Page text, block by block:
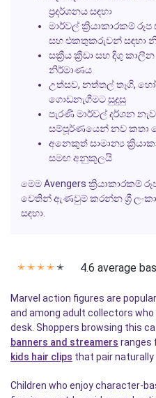
ප්‍රදර්ශනය සඳහා
මාර්වල් ක්‍රියාකාරකම්
සහ එකතුකරුවන් සඳහා
සක්‍රීය ක්‍රීඩා සහ දිගු
නිර්මාණය
උත්සව, නත්තල් තෑගි,
ගොඩනැගීමට සුදුසු
පැරණි මාර්වල් දර්ශන
සම්පූර්ණයෙන් නව කතා
අනෙකුත් සාමාන්‍ය
සමඟ අනුකූලයි
මෙම Avengers ක්‍රියාකාරකම්
වෙතින් ඇණවුම් කරන්න ශ්‍රී
සඳහා.
✭ ✭ ✭ ✭ ✭ 4.6 average
Marvel action figures are
and among adult collectors
desk. Shoppers browsing this
banners and streamers ranges
kids hair clips that pair
Children who enjoy character-